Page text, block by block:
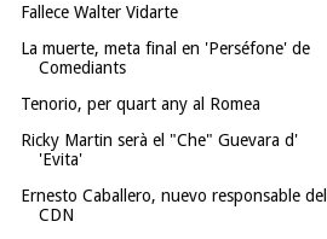
Fallece Walter Vidarte
La muerte, meta final en 'Perséfone' de
Comediants
Tenorio, per quart any al Romea
Ricky Martin serà el "Che" Guevara d'
'Evita'
Ernesto Caballero, nuevo responsable del
CDN